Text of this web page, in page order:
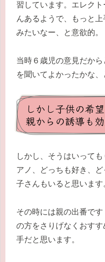
習しています。エレク
んあるようで、もっと
みたいなー、と意欲的。
当時６歳児の意見だか
を聞いてよかったかな、
しかし子供の希
親からの誘導も
しかし、そうはいって
アノ、どっちも好き、
子さんもいると思います
その時には親の出番で
の方をさりげなくおす
手だと思います。